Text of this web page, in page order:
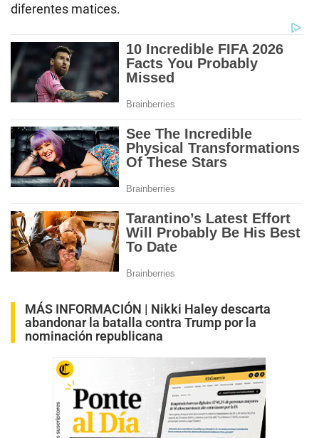
diferentes matices.
MÁS INFORMACIÓN | Nikki Haley descarta
abandonar la batalla contra Trump por la
nominación republicana